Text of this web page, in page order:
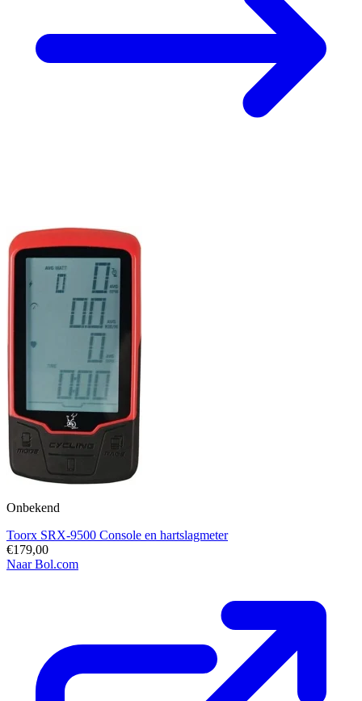
Onbekend
Toorx SRX-9500 Console en hartslagmeter
€179,00
Naar Bol.com